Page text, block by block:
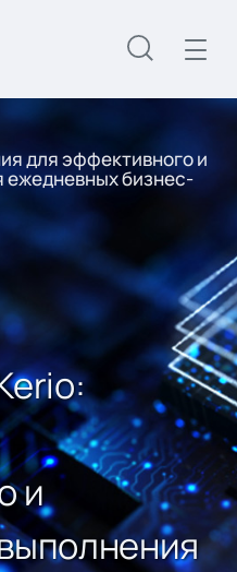
для эффективного и
ежедневных бизнес-
и